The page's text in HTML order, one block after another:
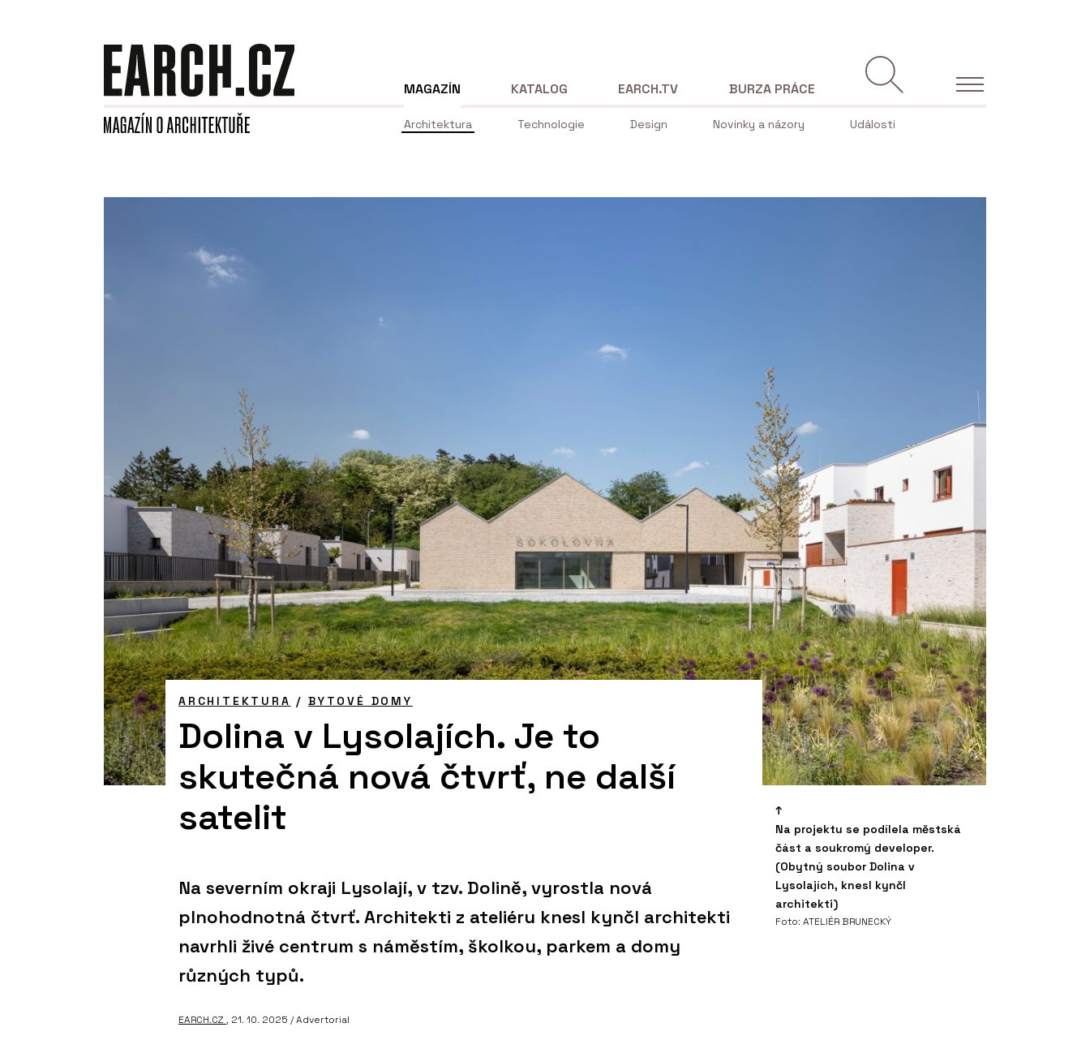
MAGAZÍN
Architektura Technologie Design Novinky a názory Události
KATALOG EARCH.TV BURZA PRÁCE
Na projektu se podílela městská
část a soukromý developer.
(Obytný soubor Dolina v
Lysolajích, knesl kynčl
architekti)
Foto: ATELIÉR BRUNECKÝ
ARCHITEKTURA /BYTOVÉ DOMY
Dolina v Lysolajích. Je to
skutečná nová čtvrť, ne další
satelit
Na severním okraji Lysolají, v tzv. Dolině, vyrostla nová
plnohodnotná čtvrť. Architekti z ateliéru knesl kynčl architekti
navrhli živé centrum s náměstím, školkou, parkem a domy
různých typů.
EARCH.CZ , 21. 10. 2025 / Advertorial